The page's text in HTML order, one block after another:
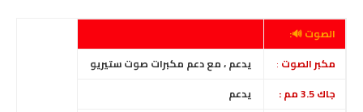
الصوت 🔊:
مكبر الصوت : يدعم ،مع دعم مكبرات صوت ستيريو
جاك 3.5 مم :
يدعم